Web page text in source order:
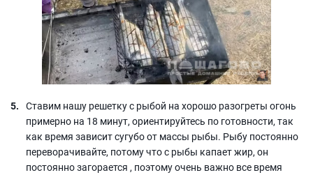
Ставим нашу решетку с рыбой на хорошо разогреты огонь
примерно на 18 минут, ориентируйтесь по готовности, так
как время зависит сугубо от массы рыбы. Рыбу постоянно
переворачивайте, потому что с рыбы капает жир, он
постоянно загорается , поэтому очень важно все время